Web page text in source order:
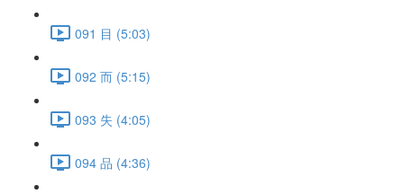
091 目 (5:03)
092 而 (5:15)
093 失 (4:05)
094 品 (4:36)